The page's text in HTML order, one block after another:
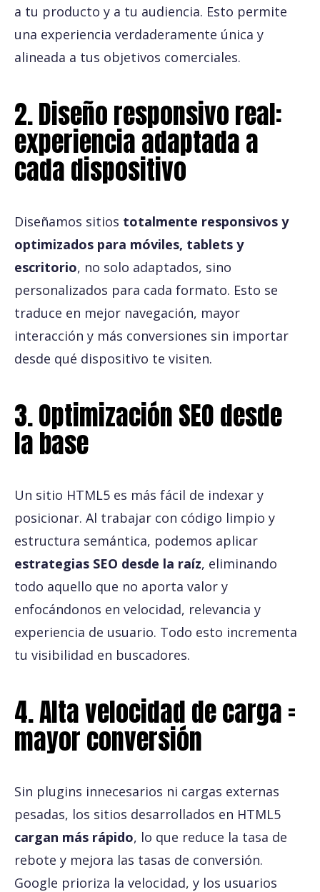
a tu producto y a tu audiencia. Esto permite
una experiencia verdaderamente única y
alineada a tus objetivos comerciales.
2. Diseño responsivo real:
experiencia adaptada a
cada dispositivo
Diseñamos sitios totalmente responsivos y
optimizados para móviles, tablets y
escritorio, no solo adaptados, sino
personalizados para cada formato. Esto se
traduce en mejor navegación, mayor
interacción y más conversiones sin importar
desde qué dispositivo te visiten.
3. Optimización SEO desde
la base
Un sitio HTML5 es más fácil de indexar y
posicionar. Al trabajar con código limpio y
estructura semántica, podemos aplicar
estrategias SEO desde la raíz, eliminando
todo aquello que no aporta valor y
enfocándonos en velocidad, relevancia y
experiencia de usuario. Todo esto incrementa
tu visibilidad en buscadores.
4. Alta velocidad de carga =
mayor conversión
Sin plugins innecesarios ni cargas externas
pesadas, los sitios desarrollados en HTML5
cargan más rápido, lo que reduce la tasa de
rebote y mejora las tasas de conversión.
Google prioriza la velocidad, y los usuarios